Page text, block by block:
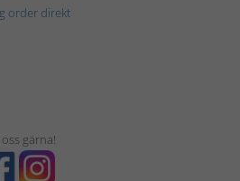
order direkt
gärna!